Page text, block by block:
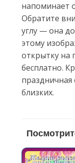
напоминает
Обратите
углу — она
этому
открытку на
бесплатно.
близких.